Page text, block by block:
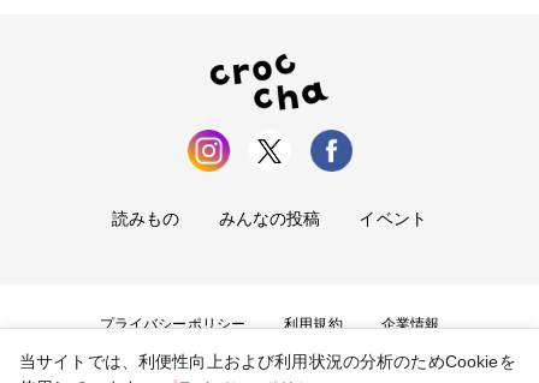
読みもの みんなの投稿 イベント
プライバシーポリシー 利用規約 企業情報
お問い合わせ
当サイトでは、利便性向上および利用状況の分析のためCookieを